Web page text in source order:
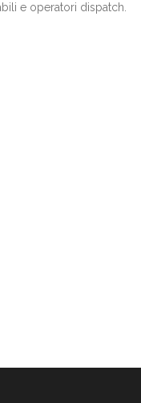
e operatori dispatch.